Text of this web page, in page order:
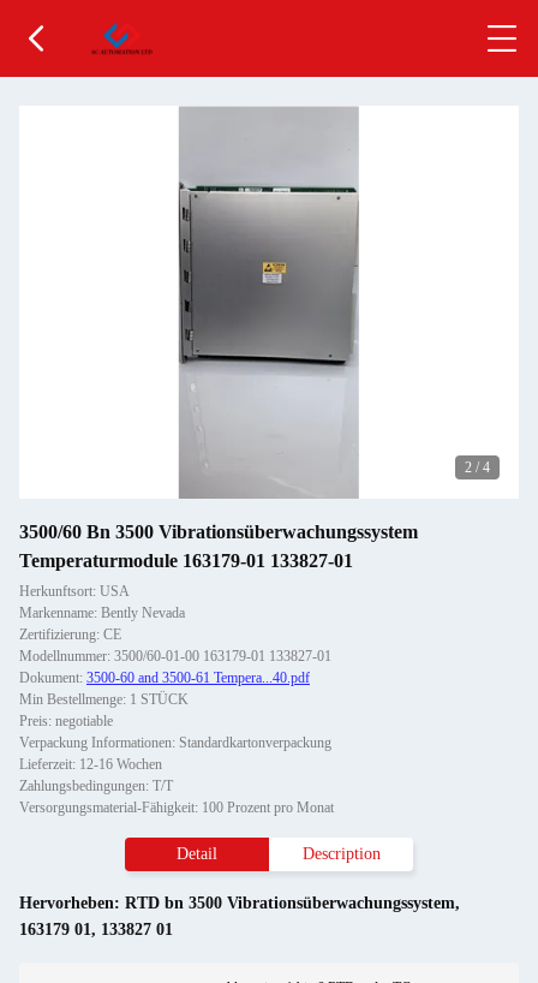
2 / 4
3500/60 Bn 3500 Vibrationsüberwachungssystem
Temperaturmodule 163179-01 133827-01
Herkunftsort: USA
Markenname: Bently Nevada
Zertifizierung: CE
Modellnummer: 3500/60-01-00 163179-01 133827-01
Dokument: 3500-60 and 3500-61 Tempera...40.pdf
Min Bestellmenge: 1 STÜCK
Preis: negotiable
Verpackung Informationen: Standardkartonverpackung
Lieferzeit: 12-16 Wochen
Zahlungsbedingungen: T/T
Versorgungsmaterial-Fähigkeit: 100 Prozent pro Monat
Detail Description
Hervorheben: RTD bn 3500 Vibrationsüberwachungssystem,
163179 01, 133827 01